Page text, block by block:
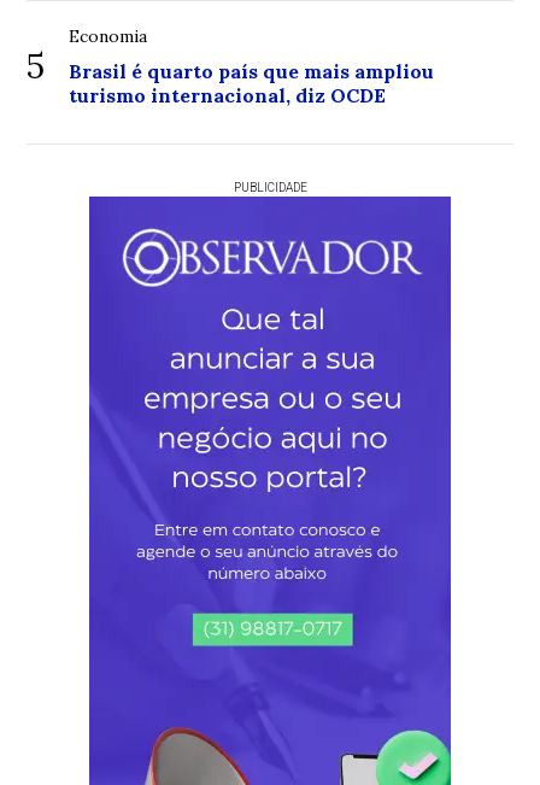
5
Economia
Brasil é quarto país que mais ampliou
turismo internacional, diz OCDE
PUBLICIDADE